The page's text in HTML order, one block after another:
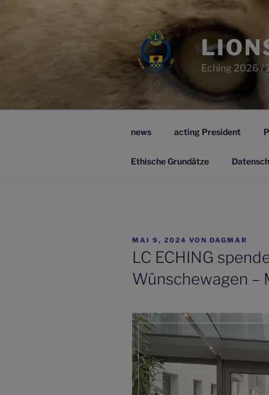
Eching 2026 /
news acting President
Ethische Grundätze
VERÖFFENTLICHT
AM
MAI 9, 2024 VON DAGMAR
LC ECHING
Wünschewagen –